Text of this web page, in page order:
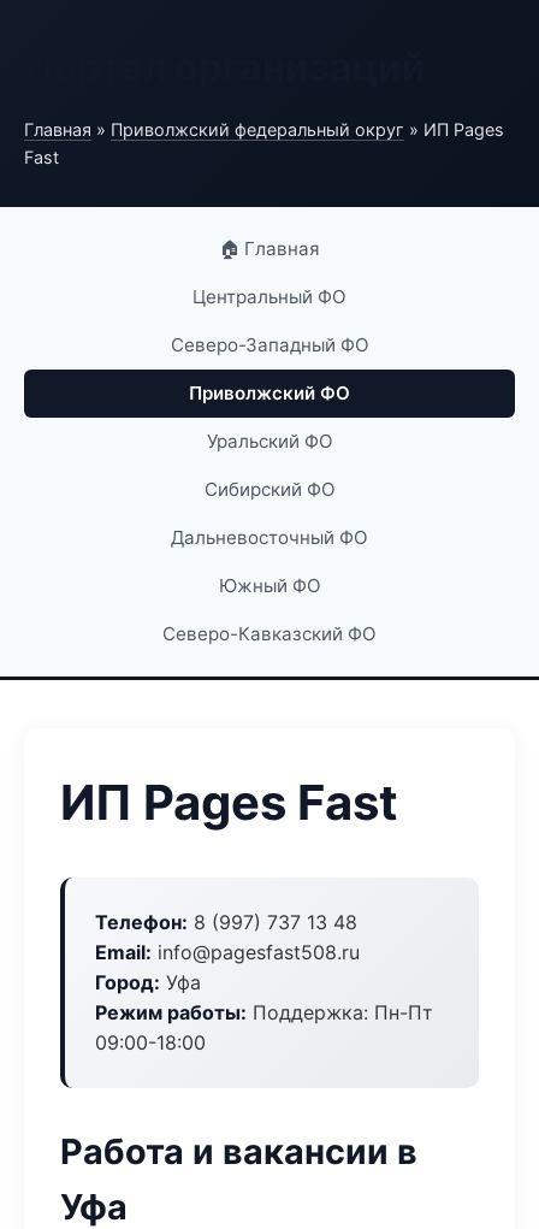
Главная » Приволжский федеральный округ » ИП Pages
Fast
🏠 Главная
Центральный ФО
Северо-Западный ФО
Приволжский ФО
Уральский ФО
Сибирский ФО
Дальневосточный ФО
Южный ФО
Северо-Кавказский ФО
ИП Pages Fast
Телефон: 8 (997) 737 13 48
Email: info@pagesfast508.ru
Город: Уфа
Режим работы: Поддержка: Пн-Пт
09:00-18:00
Работа и вакансии в
Уфа